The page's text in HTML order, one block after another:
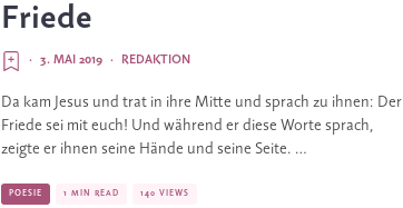
Friede
REDAKTION
·
3. MAI 2019
·
Da kam Jesus und trat in ihre Mitte und sprach zu ihnen: Der
Friede sei mit euch! Und während er diese Worte sprach,
zeigte er ihnen seine Hände und seine Seite. …
POESIE 1 MIN READ 140 VIEWS